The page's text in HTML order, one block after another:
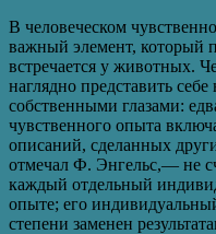
В человеческом
важный элемент, который
встречается у животных.
наглядно представить
собственными глазами:
чувственного опыта
описаний, сделанных
отмечал Ф. Энгельс,— не
каждый отдельный
опыте; его
степени заменен